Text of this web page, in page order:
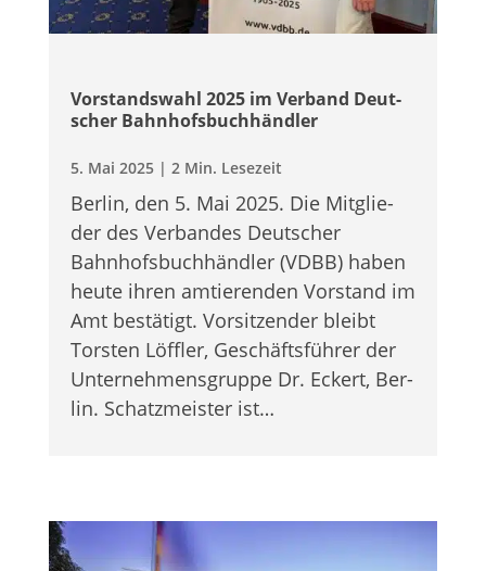
Vor­stands­wahl 2025 im Ver­band Deut­
scher Bahnhofsbuchhändler
5. Mai 2025| 2 Min. Lesezeit
Ber­lin, den 5. Mai 2025. Die Mit­glie­
der des Ver­ban­des Deut­scher
Bahnhofs­buchhändler (VDBB) haben
heute ihren amtie­ren­den Vor­stand im
Amt bestä­tigt. Vor­sit­zen­der bleibt
Tors­ten Löff­ler, Geschäfts­füh­rer der
Unter­neh­mens­gruppe Dr. Eckert, Ber­
lin. Schatz­meis­ter ist…